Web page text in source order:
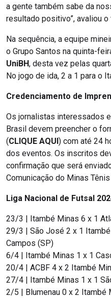
a gente também sabe da
resultado positivo”, avaliou
Na sequência, a equipe
o Grupo Santos na quinta-
UniBH, desta vez pelas
No jogo de ida, 2 a 1 para o
Credenciamento de
Os jornalistas interessados
Brasil devem preencher o
(CLIQUE AQUI) com até 24
dos eventos. Os inscritos
confirmação que será
Comunicação do Minas Tênis
Liga Nacional de Futsal
23/3 | Itambé Minas 6 x 1
29/3 | São José 2 x 1
Campos (SP)
6/4 | Itambé Minas 1 x 1
20/4 | ACBF 4 x 2 Itambé
27/4 | Itambé Minas 1 x 1
2/5 | Blumenau 0 x 2 Itambé